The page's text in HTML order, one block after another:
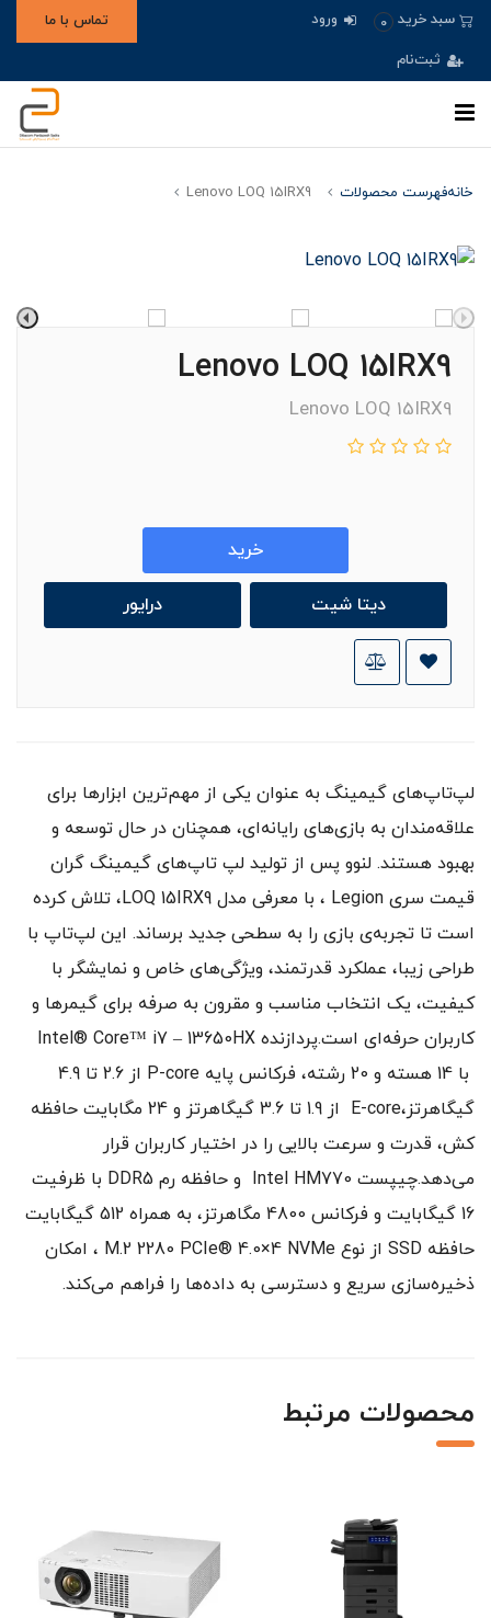
سبد خرید 0 ورود
ثبت‌نام
تماس با ما
خانهفهرست محصولات Lenovo LOQ 15IRX9
Lenovo LOQ 15IRX9
Lenovo LOQ 15IRX9
خرید
دیتا شیت درایور
لپ‌تاپ‌های گیمینگ به عنوان یکی از مهم‌ترین ابزارها برای
علاقه‌مندان به بازی‌های رایانه‌ای، همچنان در حال توسعه و
بهبود هستند. لنوو پس از تولید لپ تاپ‌های گیمینگ گران
قیمت سری Legion ، با معرفی مدل LOQ 15IRX9، تلاش کرده
است تا تجربه‌ی بازی را به سطحی جدید برساند. این لپ‌تاپ با
طراحی زیبا، عملکرد قدرتمند، ویژگی‌های خاص و نمایشگر با
کیفیت، یک انتخاب مناسب و مقرون به صرفه برای گیمرها و
کاربران حرفه‌ای است.پردازنده Intel® Core™ i7 – 13650HX
با 14 هسته و 20 رشته، فرکانس پایه P-core از 2.6 تا 4.9
گیگاهرتز،E-core از 1.9 تا 3.6 گیگاهرتز و 24 مگابایت حافظه
کش، قدرت و سرعت بالایی را در اختیار کاربران قرار
می‌دهد.چیپست Intel HM770 و حافظه رم DDR5 با ظرفیت
16 گیگابایت و فرکانس 4800 مگاهرتز، به همراه 512 گیگابایت
حافظه SSD از نوع M.2 2280 PCIe® 4.0×4 NVMe ، امکان
ذخیره‌سازی سریع و دسترسی به داده‌ها را فراهم می‌کند.
محصولات مرتبط